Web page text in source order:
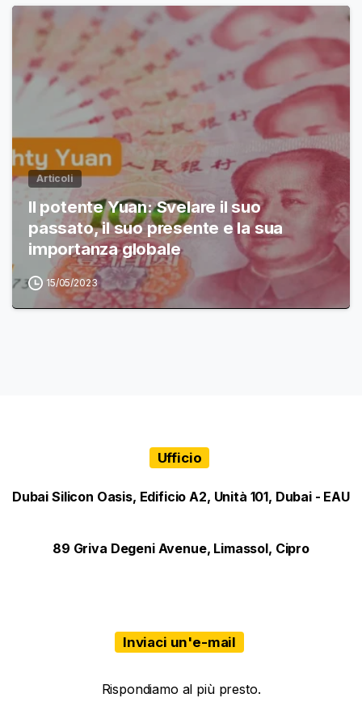
Articoli
Il potente Yuan: Svelare il suo
passato, il suo presente e la sua
importanza globale
15/05/2023
Ufficio
Dubai Silicon Oasis, Edificio A2, Unità 101, Dubai - EAU
89 Griva Degeni Avenue, Limassol, Cipro
Inviaci un'e-mail
Rispondiamo al più presto.